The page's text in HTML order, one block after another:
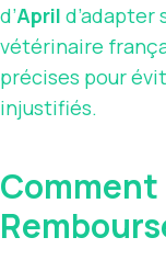
d’April d’adapter
vétérinaire
précises pour
injustifiés.